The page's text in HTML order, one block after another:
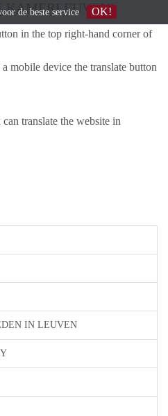
IN LEUVEN
KAMERLEUVEN!
in the top right-hand corner of
mobile device the translate button
translate the website in
de beste service OK!